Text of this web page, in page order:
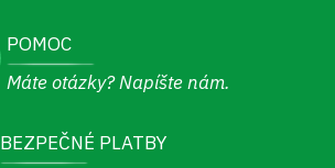
POMOC
Máte otázky? Napíšte nám.
BEZPEČNÉ PLATBY